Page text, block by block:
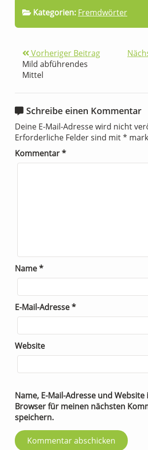
Kategorien: Fremdwörter
Vorheriger Beitrag
Mild abführendes
Mittel
Schreibe einen Kommentar
Deine E-Mail-Adresse wird nicht
Erforderliche Felder sind mit*
Kommentar*
Name*
E-Mail-Adresse*
Website
Name, E-Mail-Adresse und Website
Browser für meinen nächsten
speichern.